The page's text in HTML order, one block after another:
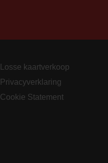
Losse kaartverkoop
Privacyverklaring
Cookie Statement